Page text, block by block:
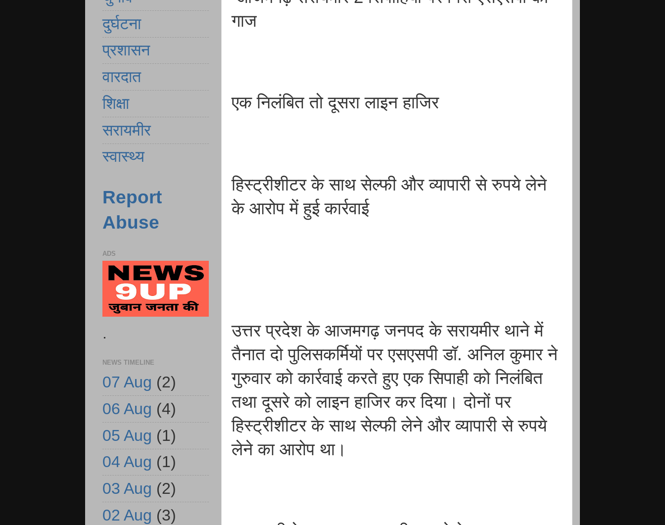
गाज
एक निलंबित तो दूसरा लाइन हाजिर
हिस्ट्रीशीटर के साथ सेल्फी और व्यापारी से रुपये लेने
के आरोप में हुई कार्रवाई
उत्तर प्रदेश के आजमगढ़ जनपद के सरायमीर थाने में
तैनात दो पुलिसकर्मियों पर एसएसपी डॉ. अनिल कुमार ने
गुरुवार को कार्रवाई करते हुए एक सिपाही को निलंबित
तथा दूसरे को लाइन हाजिर कर दिया। दोनों पर
हिस्ट्रीशीटर के साथ सेल्फी लेने और व्यापारी से रुपये
लेने का आरोप था।
दुर्घटना
प्रशासन
वारदात
शिक्षा
सरायमीर
स्वास्थ्य
Report
Abuse
ADS
.
NEWS TIMELINE
07 Aug (2)
06 Aug (4)
05 Aug (1)
04 Aug (1)
03 Aug (2)
02 Aug (3)